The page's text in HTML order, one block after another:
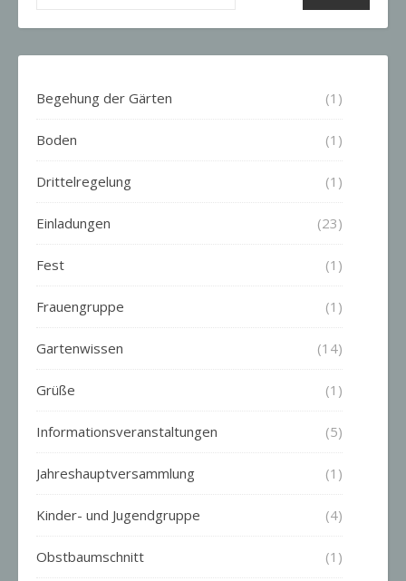
Begehung der Gärten (1)
Boden (1)
Drittelregelung (1)
Einladungen (23)
Fest (1)
Frauengruppe (1)
Gartenwissen (14)
Grüße (1)
Informationsveranstaltungen (5)
Jahreshauptversammlung (1)
Kinder- und Jugendgruppe (4)
Obstbaumschnitt (1)